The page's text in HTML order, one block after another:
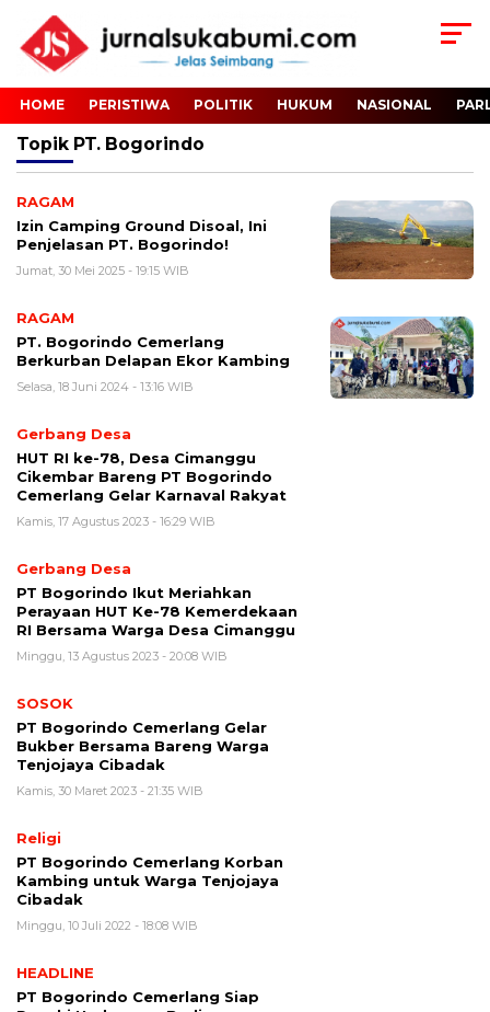
HOME PERISTIWA POLITIK HUKUM NASIONAL
Topik PT. Bogorindo
RAGAM
Izin Camping Ground Disoal, Ini
Penjelasan PT. Bogorindo!
Jumat, 30 Mei 2025 - 19:15 WIB
RAGAM
PT. Bogorindo Cemerlang
Berkurban Delapan Ekor Kambing
Selasa, 18 Juni 2024 - 13:16 WIB
Gerbang Desa
HUT RI ke-78, Desa Cimanggu
Cikembar Bareng PT Bogorindo
Cemerlang Gelar Karnaval Rakyat
Kamis, 17 Agustus 2023 - 16:29 WIB
Gerbang Desa
PT Bogorindo Ikut Meriahkan
Perayaan HUT Ke-78 Kemerdekaan
RI Bersama Warga Desa Cimanggu
Minggu, 13 Agustus 2023 - 20:08 WIB
SOSOK
PT Bogorindo Cemerlang Gelar
Bukber Bersama Bareng Warga
Tenjojaya Cibadak
Kamis, 30 Maret 2023 - 21:35 WIB
Religi
PT Bogorindo Cemerlang Korban
Kambing untuk Warga Tenjojaya
Cibadak
Minggu, 10 Juli 2022 - 18:08 WIB
HEADLINE
PT Bogorindo Cemerlang Siap